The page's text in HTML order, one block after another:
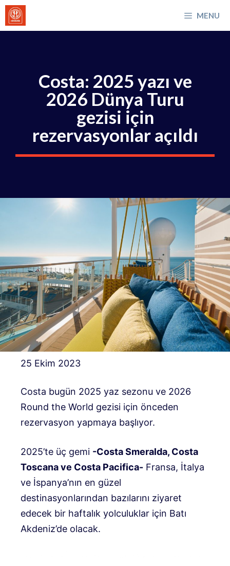
İçeriğe
atla
MENU
Costa: 2025 yazı ve
2026 Dünya Turu
gezisi için
rezervasyonlar açıldı
25 Ekim 2023
Costa bugün 2025 yaz sezonu ve 2026
Round the World gezisi için önceden
rezervasyon yapmaya başlıyor.
2025’te üç gemi -Costa Smeralda, Costa
Toscana ve Costa Pacifica- Fransa, İtalya
ve İspanya’nın en güzel
destinasyonlarından bazılarını ziyaret
edecek bir haftalık yolculuklar için Batı
Akdeniz’de olacak.